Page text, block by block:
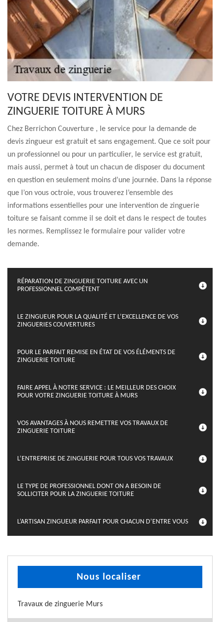
VOTRE DEVIS INTERVENTION DE
ZINGUERIE TOITURE À MURS
Chez Berrichon Couverture , le service pour la demande de
devis zingueur est gratuit et sans engagement. Que ce soit pour
un professionnel ou pour un particulier, le service est gratuit,
mais aussi, permet à tout un chacun de disposer du document
en question en seulement moins d’une journée. Dans la réponse
que l’on vous octroie, vous trouverez l’ensemble des
informations essentielles pour une intervention de zinguerie
toiture se faisant comme il se doit et dans le respect de toutes
les normes. Remplissez le formulaire pour valider votre
demande.
RÉPARATION DE ZINGUERIE TOITURE AVEC UN
PROFESSIONNEL COMPÉTENT
LE ZINGUEUR POUR LA QUALITÉ ET L’EXCELLENCE DE VOS
ZINGUERIES COUVERTURES
POUR LE PARFAIT REMISE EN ÉTAT DE VOS ÉLÉMENTS DE
ZINGUERIE TOITURE
FAIRE APPEL À NOTRE SERVICE : LE MEILLEUR DES CHOIX
POUR VOTRE ZINGUERIE TOITURE À MURS
VOS AVANTAGES À NOUS REMETTRE VOS TRAVAUX DE
ZINGUERIE TOITURE
L’ENTREPRISE DE ZINGUERIE POUR TOUS VOS TRAVAUX
LE TYPE DE PROFESSIONNEL DONT ON A BESOIN DE
SOLLICITER POUR LA ZINGUERIE TOITURE
L’ARTISAN ZINGUEUR PARFAIT POUR CHACUN D’ENTRE VOUS
Nous localiser
Travaux de zinguerie Murs